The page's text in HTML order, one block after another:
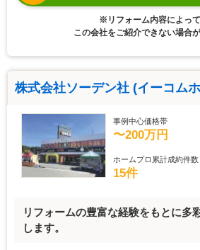
※リフォーム内容によって
この会社をご紹介できない場合が
株式会社ソーデン社 (イーコムホ
事例中心価格帯
〜200万円
ホームプロ累計成約件数
15件
リフォームの豊富な経験をもとに多
します。